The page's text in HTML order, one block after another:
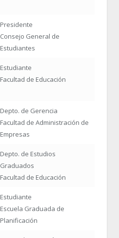
Presidente
Consejo General de
Estudiantes
Estudiante
Facultad de Educación
Depto. de Gerencia
Facultad de Administración de
Empresas
Depto. de Estudios
Graduados
Facultad de Educación
Estudiante
Escuela Graduada de
Planificación